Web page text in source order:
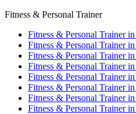
Fitness & Personal Trainer
Fitness & Personal Trainer
Fitness & Personal Trainer
Fitness & Personal Trainer
Fitness & Personal Trainer
Fitness & Personal Trainer
Fitness & Personal Trainer
Fitness & Personal Trainer
Fitness & Personal Trainer